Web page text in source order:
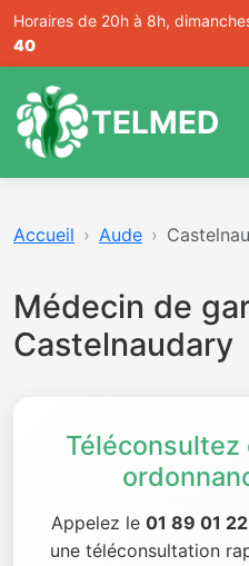
Horaires de 20h à 8h,
40
TELMED
Accueil Aude
Médecin de
Castelnaudary
Appelez le 01 89 01
une téléconsultation